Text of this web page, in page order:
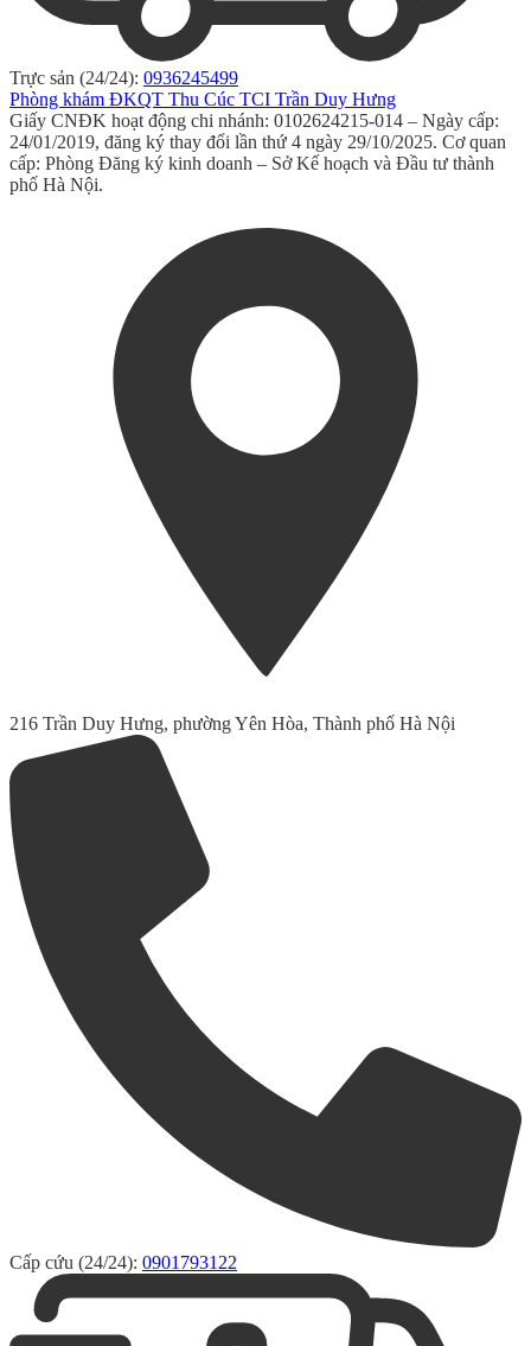
Trực sản (24/24): 0936245499
Phòng khám ĐKQT Thu Cúc TCI Trần Duy Hưng
Giấy CNĐK hoạt động chi nhánh: 0102624215-014 – Ngày cấp:
24/01/2019, đăng ký thay đổi lần thứ 4 ngày 29/10/2025. Cơ quan
cấp: Phòng Đăng ký kinh doanh – Sở Kế hoạch và Đầu tư thành
phố Hà Nội.
216 Trần Duy Hưng, phường Yên Hòa, Thành phố Hà Nội
Cấp cứu (24/24): 0901793122